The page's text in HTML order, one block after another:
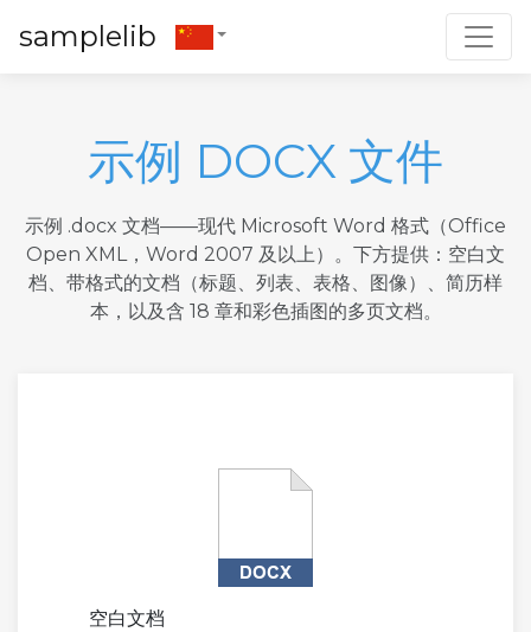
samplelib
示例 DOCX 文件
示例 .docx 文档——现代 Microsoft Word 格式（Office
Open XML，Word 2007 及以上）。下方提供：空白文
档、带格式的文档（标题、列表、表格、图像）、简历样
本，以及含 18 章和彩色插图的多页文档。
空白文档